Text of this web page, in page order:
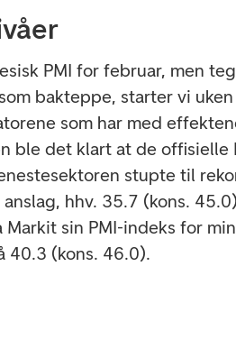
PMI for februar, men
bakteppe, starter vi
som har med
ble det klart at de offisielle
stupte til
hhv. 35.7 (kons.
Markit sin PMI-indeks for
40.3 (kons. 46.0).